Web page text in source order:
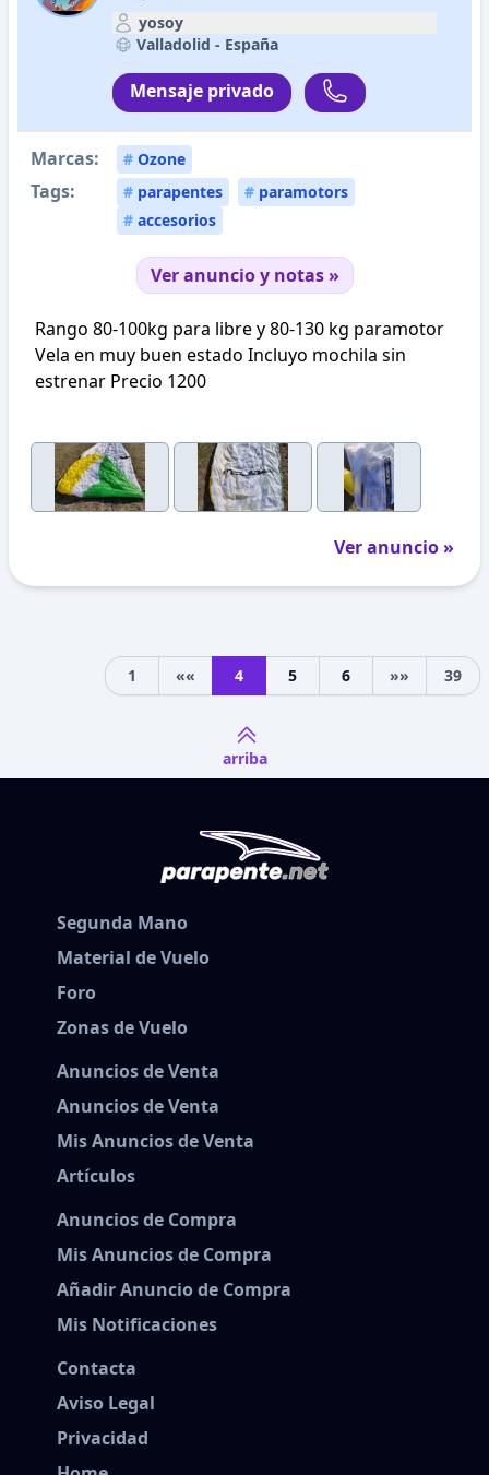
yosoy
Valladolid - España
Mensaje privado
Marcas: # Ozone
Tags: # parapentes # paramotors
# accesorios
Ver anuncio y notas »
Rango 80-100kg para libre y 80-130 kg paramotor
Vela en muy buen estado Incluyo mochila sin
estrenar Precio 1200
Ver anuncio »
1 Previous
«« 4 5 6 Next
»» 39
arriba
Segunda Mano
Material de Vuelo
Foro
Zonas de Vuelo
Anuncios de Venta
Anuncios de Venta
Mis Anuncios de Venta
Artículos
Anuncios de Compra
Mis Anuncios de Compra
Añadir Anuncio de Compra
Mis Notificaciones
Contacta
Aviso Legal
Privacidad